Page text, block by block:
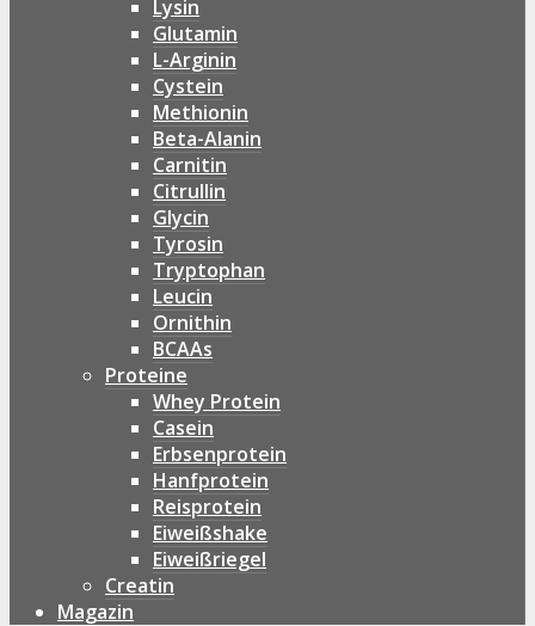
Lysin
Glutamin
L-Arginin
Cystein
Methionin
Beta-Alanin
Carnitin
Citrullin
Glycin
Tyrosin
Tryptophan
Leucin
Ornithin
BCAAs
Proteine
Whey Protein
Casein
Erbsenprotein
Hanfprotein
Reisprotein
Eiweißshake
Eiweißriegel
Creatin
Magazin